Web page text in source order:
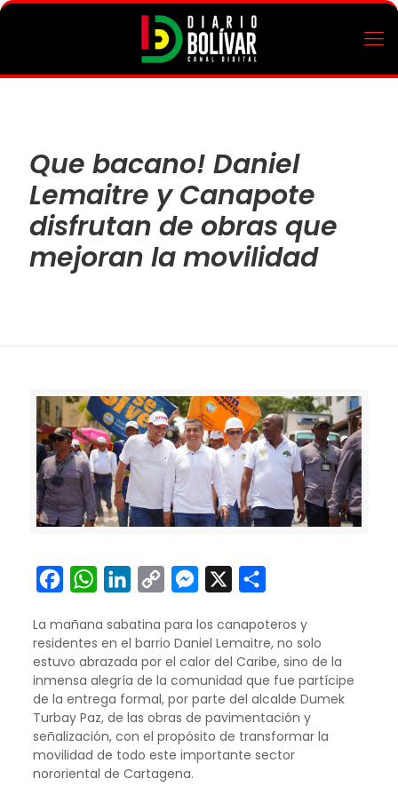
Que bacano! Daniel
Lemaitre y Canapote
disfrutan de obras que
mejoran la movilidad
FacebookWhatsAppLinkedIn
Copy
Messenger
La mañana sabatina para los canapoteros y
residentes en el barrio Daniel Lemaitre, no solo
estuvo abrazada por el calor del Caribe, sino de la
inmensa alegría de la comunidad que fue partícipe
de la entrega formal, por parte del alcalde Dumek
Turbay Paz, de las obras de pavimentación y
señalización, con el propósito de transformar la
movilidad de todo este importante sector
nororiental de Cartagena.